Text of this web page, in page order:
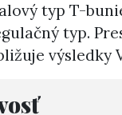
typ T-
typ.
výsledky